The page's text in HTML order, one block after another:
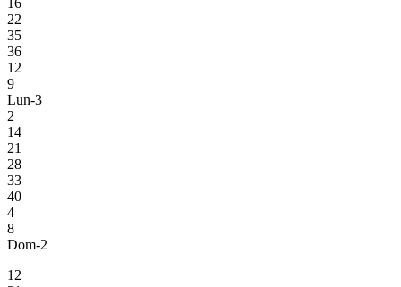
22
35
36
12
9
Lun-3
2
14
21
28
33
40
4
8
Dom-2
12